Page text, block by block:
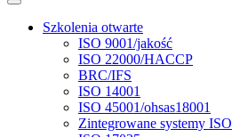
Szkolenia otwarte
ISO 9001/jakość
ISO 22000/HACCP
BRC/IFS
ISO 14001
ISO 45001/ohsas18001
Zintegrowane systemy ISO